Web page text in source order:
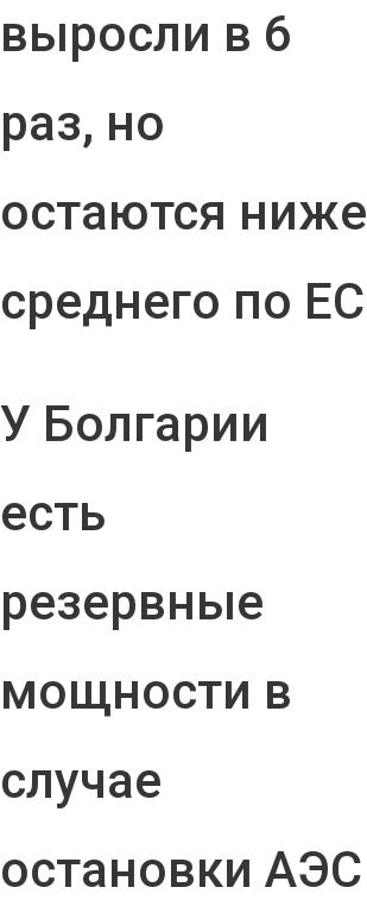
выросли в 6
раз, но
остаются ниже
среднего по ЕС
У Болгарии
есть
резервные
мощности в
случае
остановки АЭС